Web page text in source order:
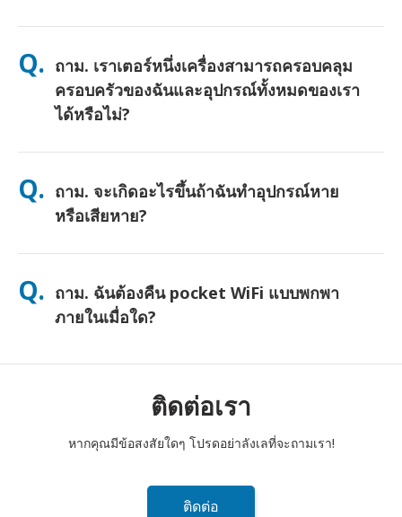
ตอบ. ได้ครับ มีบริการรับที่สนามบินในวันเดียวกัน สำหรับการจัดส่งที่
เราจะยืนยันตัวเลือกที่เร็วที่สุดสำหรับพื้นที่ของคุณ
Q. ถาม. เราเตอร์หนึ่งเครื่องสามารถครอบคลุม
ครอบครัวของฉันและอุปกรณ์ทั้งหมดของเรา
ได้หรือไม่?
ตอบ. ได้ครับ—เชื่อมต่อได้สูงสุด 10 อุปกรณ์พร้อมกัน (โทรศัพท์,
พาวเวอร์แบงค์ฟรีให้เพื่อการใช้งานตลอดทั้งวัน
Q. ถาม. จะเกิดอะไรขึ้นถ้าฉันทำอุปกรณ์หาย
หรือเสียหาย?
คุณสามารถเพิ่มประกันภัยตอนชำระเงินเพื่อคุ้มครองการสูญหายหรือ
อะไรเกิดขึ้น ติดต่อเราทันที—เราจะช่วยให้คุณเชื่อมต่อได้ตลอดเวลา
Q. ถาม. ฉันต้องคืน pocket WiFi แบบพกพา
ภายในเมื่อใด?
หากคุณส่งคืนล่าช้า คุณจะถูกเรียกเก็บเงิน
ติดต่อเรา
หากคุณมีข้อสงสัยใดๆ โปรดอย่าลังเลที่จะถามเรา!
ติดต่อ